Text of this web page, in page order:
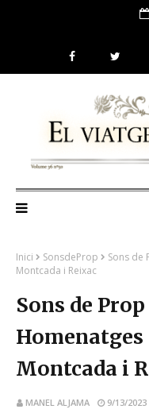
Inici SonsdeProp
Sons de
Montcada i Reixac
Sons de
Homenatges
Montcada i
MANEL ALJAMA 9/13/2023